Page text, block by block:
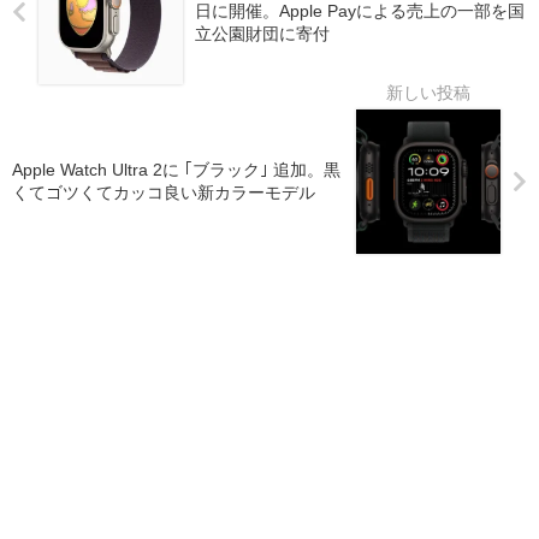
日に開催。Apple Payによる売上の一部を国
立公園財団に寄付
Apple Watch Ultra 2に ｢ブラック｣ 追加。黒
くてゴツくてカッコ良い新カラーモデル